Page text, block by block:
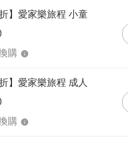
折】愛家樂旅程 小童
購
】愛家樂旅程 成人
購